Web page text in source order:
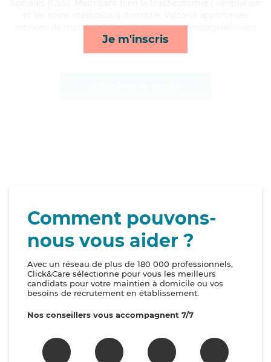
Je m'inscris
services de mobilité, lessive/repassage, compagnie/loisirs
et surveillance de nuit*
Comment pouvons-
nous vous aider ?
Avec un réseau de plus de 180 000 professionnels,
Click&Care sélectionne pour vous les meilleurs
candidats pour votre maintien à domicile ou vos
besoins de recrutement en établissement.
Nos conseillers vous accompagnent 7/7